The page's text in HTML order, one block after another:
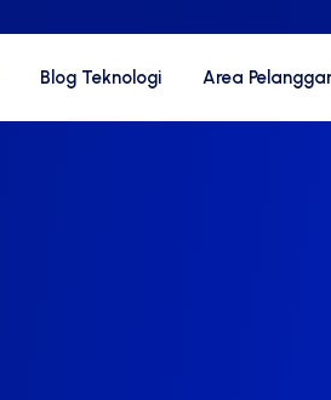
Blog Teknologi Area